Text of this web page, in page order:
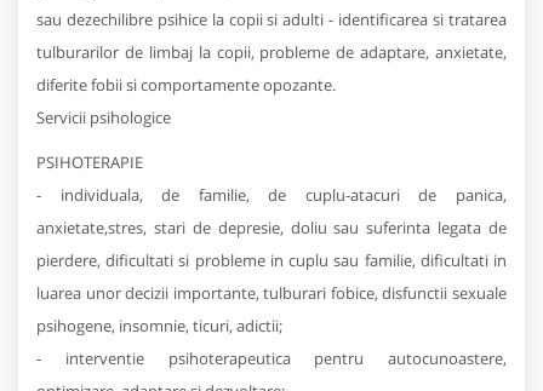
sau dezechilibre psihice la copii si adulti - identificarea si tratarea
tulburarilor de limbaj la copii, probleme de adaptare, anxietate,
diferite fobii si comportamente opozante.
Servicii psihologice
PSIHOTERAPIE
- individuala, de familie, de cuplu-atacuri de panica,
anxietate,stres, stari de depresie, doliu sau suferinta legata de
pierdere, dificultati si probleme in cuplu sau familie, dificultati in
luarea unor decizii importante, tulburari fobice, disfunctii sexuale
psihogene, insomnie, ticuri, adictii;
- interventie psihoterapeutica pentru autocunoastere,